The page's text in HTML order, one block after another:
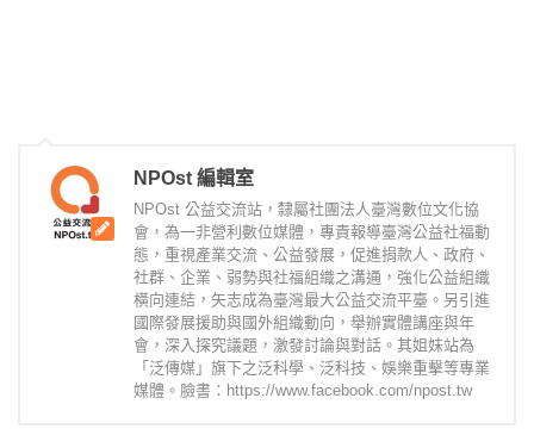
NPOst 編輯室
NPOst 公益交流站，隸屬社團法人臺灣數位文化協
會，為一非營利數位媒體，專責報導臺灣公益社福動
態，重視產業交流、公益發展，促進捐款人、政府、
社群、企業、弱勢與社福組織之溝通，強化公益組織
橫向連結，矢志成為臺灣最大公益交流平臺。另引進
國際發展援助與國外組織動向，舉辦實體講座與年
會，深入探究議題，激發討論與對話。其姐妹站為
「泛傳媒」旗下之泛科學、泛科技、娛樂重擊等專業
媒體。臉書：https://www.facebook.com/npost.tw